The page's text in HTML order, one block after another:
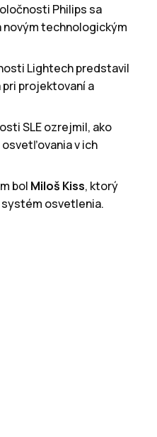
Philips sa
technologickým
Lightech predstavil
projektovaní a
SLE ozrejmil, ako
v ich
bol Miloš Kiss, ktorý
osvetlenia.